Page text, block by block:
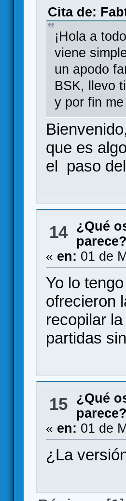
Cita de:
¡Hola a
viene
un apodo
BSK, llevo
y por fin
que es
el paso
14 ¿Qué
parece?
« en: 01 de
Yo lo
ofrecieron
recopilar
partidas
15 ¿Qué
parece?
« en: 01 de
¿La